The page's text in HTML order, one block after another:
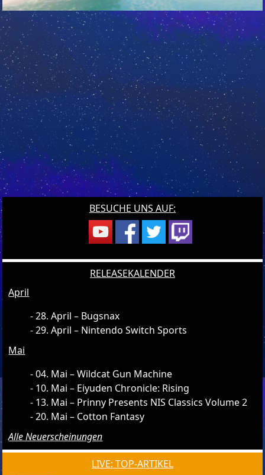
BESUCHE UNS AUF:
RELEASEKALENDER
April
28. April – Bugsnax
29. April – Nintendo Switch Sports
Mai
04. Mai – Wildcat Gun Machine
10. Mai – Eiyuden Chronicle: Rising
13. Mai – Prinny Presents NIS Classics Volume 2
20. Mai – Cotton Fantasy
Alle Neuerscheinungen
LIVE: TOP-ARTIKEL